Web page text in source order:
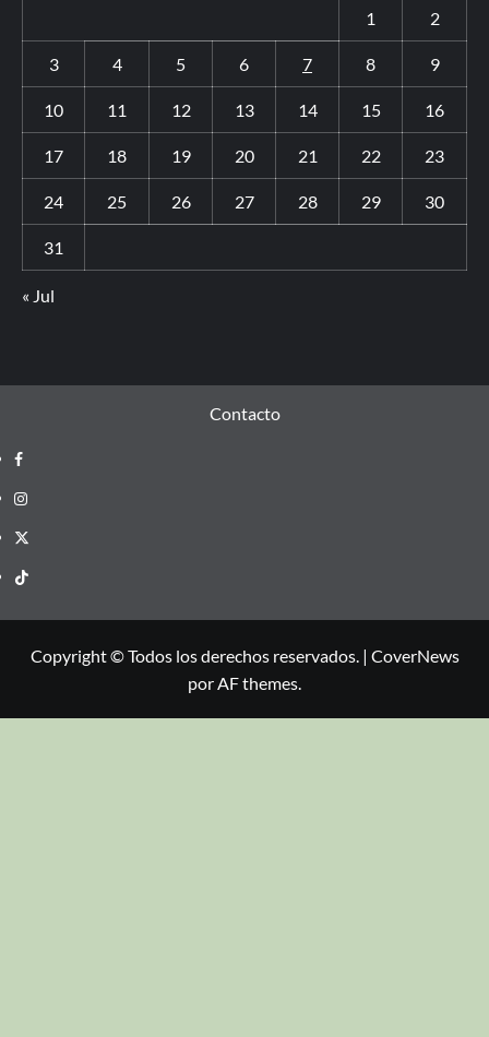
1 2
3 4 5 6 7 8 9
10 11 12 13 14 15 16
17 18 19 20 21 22 23
24 25 26 27 28 29 30
31
« Jul
Contacto
Copyright © Todos los derechos reservados. | CoverNews
por AF themes.